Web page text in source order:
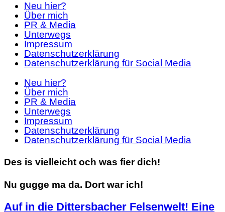
Neu hier?
Über mich
PR & Media
Unterwegs
Impressum
Datenschutzerklärung
Datenschutzerklärung für Social Media
Neu hier?
Über mich
PR & Media
Unterwegs
Impressum
Datenschutzerklärung
Datenschutzerklärung für Social Media
Des is vielleicht och was fier dich!
Nu gugge ma da. Dort war ich!
Auf in die Dittersbacher Felsenwelt! Eine